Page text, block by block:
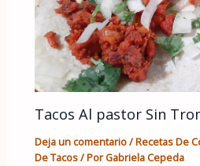
Tacos Al pastor Sin
Deja un comentario/Recetas De
De Tacos/ PorGabriela Cepeda